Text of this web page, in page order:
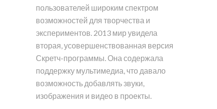
пользователей широким спектром
возможностей для творчества и
экспериментов. 2013 мир увидела
вторая, усовершенствованная версия
Скретч-программы. Она содержала
поддержку мультимедиа, что давало
возможность добавлять звуки,
изображения и видео в проекты.